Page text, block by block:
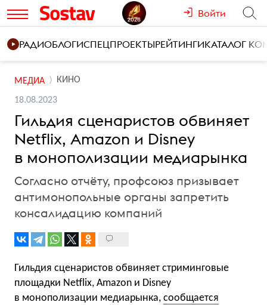
Войти
РАДИОБЛОГИСПЕЦПРОЕКТЫРЕЙТИНГИКАТАЛОГ
МЕДИА КИНО
18.08.2023
Гильдия сценаристов обвиняет
Netflix, Amazon и Disney
в монополизации медиарынка
Согласно отчёту, профсоюз призывает
антимонопольные органы запретить
консалидацию компаний
Гильдия сценаристов обвиняет стриминговые
площадки Netflix, Amazon и Disney
в монополизации медиарынка, сообщается